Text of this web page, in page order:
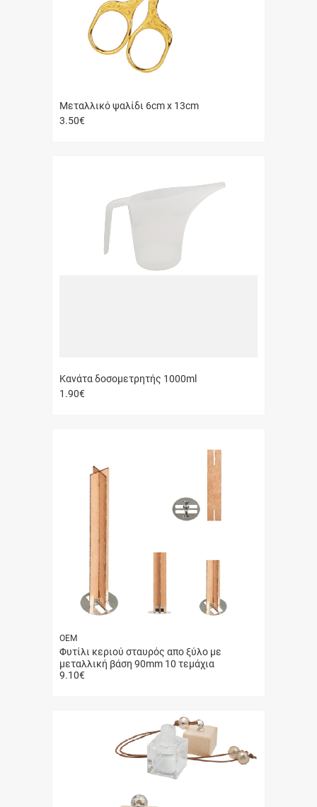
Μεταλλικό ψαλίδι 6cm x 13cm
3.50€
Κανάτα δοσομετρητής 1000ml
1.90€
ΟΕΜ
Φυτίλι κεριού σταυρός απο ξύλο με
μεταλλική βάση 90mm 10 τεμάχια
9.10€